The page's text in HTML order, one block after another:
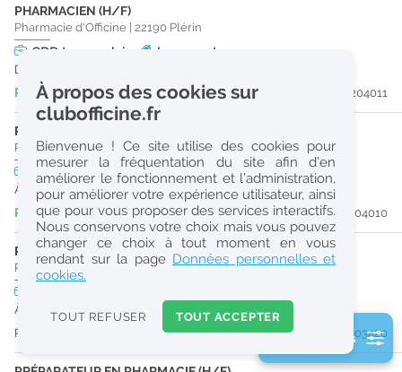
Réinitialiser
2
0
k
Consulter les offres de la France d'outre-mer
PHARMACIEN (H/F)
Pharmacie d'Officine 22190 Plérin
CDD temps plein Logement
Du 27/08/26 au 27/10/26
Publiée il y a 3 jour(s)
#204011
PRÉPARATEUR EN PHARMACIE (H/F)
Pharmacie d'Officine|22190 Plérin
temps plein
À partir du 27/08/26
Publiée il y a 4 jour(s)
#204010
PRÉPARATEUR EN PHARMACIE (H/F)
Pharmacie d'Officine 22000 Saint-Brieuc
À partir du 30/08/26
Publiée il y a 13 jour(s)
#203420
2 filtre(s) actifs
À propos des cookies sur
clubofficine.fr
Bienvenue ! Ce site utilise des cookies pour
mesurer la fréquentation du site afin d’en
améliorer le fonctionnement et l’administration,
pour améliorer votre expérience utilisateur, ainsi
que pour vous proposer des services interactifs.
Nous conservons votre choix mais vous pouvez
changer ce choix à tout moment en vous
rendant sur la page Données personnelles et
cookies.
TOUT REFUSER TOUT ACCEPTER